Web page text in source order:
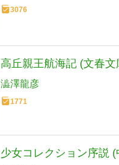
3076
高丘親王航海記 (文春文
澁澤龍彦
1771
少女コレクション序説